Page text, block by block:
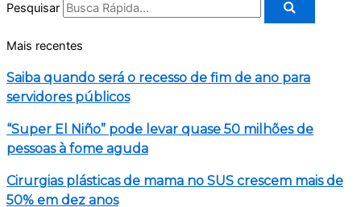
Pesquisar
Mais recentes
Saiba quando será o recesso de fim de ano para
servidores públicos
“Super El Niño” pode levar quase 50 milhões de
pessoas à fome aguda
Cirurgias plásticas de mama no SUS crescem mais de
50% em dez anos